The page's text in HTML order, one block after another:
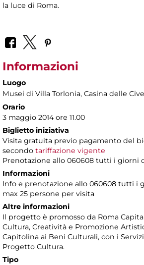
la luce di Roma.
Informazioni
Luogo
Musei di Villa Torlonia, Casina delle
Orario
3 maggio 2014 ore 11.00
Biglietto iniziativa
Visita gratuita previo pagamento del
secondo tariffazione vigente
Prenotazione allo 060608 tutti i giorni
Informazioni
Info e prenotazione allo 060608 tutti i
max 25 persone per visita
Altre informazioni
Il progetto è promosso da Roma
Cultura, Creatività e Promozione
Capitolina ai Beni Culturali, con i
Progetto Cultura.
Tipo